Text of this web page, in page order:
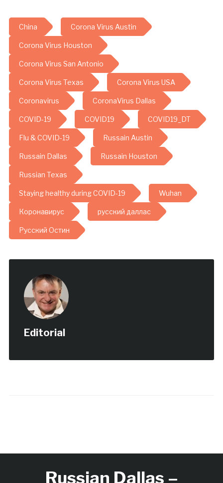
China Corona Virus Austin
Corona Virus Houston
Corona Virus San Antonio
Corona Virus Texas Corona Virus USA
Coronavirus CoronaVirus Dallas
COVID-19 COVID19 COVID19_DT
Flu & COVID-19 Russain Austin
Russain Dallas Russain Houston
Russian Texas
Staying healthy during COVID-19 Wuhan
Коронавирус русский даллас
Русский Остин
Editorial
Russian Dallas –